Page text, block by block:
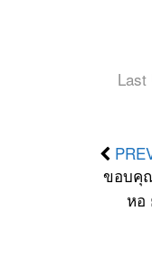
Last
ขอบคุ
หอ